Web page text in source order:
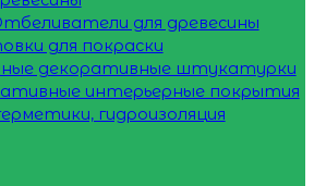
для древесины
для покраски
декоративные штукатурки
интерьерные покрытия
гидроизоляция